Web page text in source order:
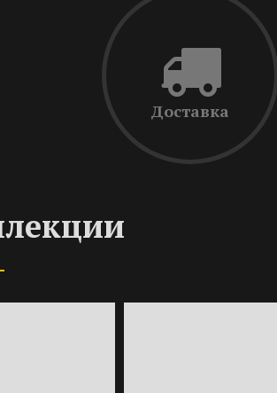
Доставка